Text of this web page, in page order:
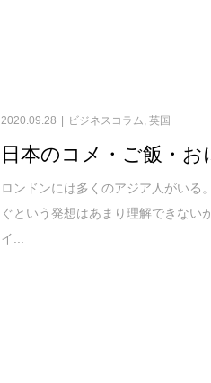
2020.09.28 ビジネスコラム,英国
日本のコメ・ご飯・
ロンドンには多くのアジア人がいる
ぐという発想はあまり理解できない
イ...